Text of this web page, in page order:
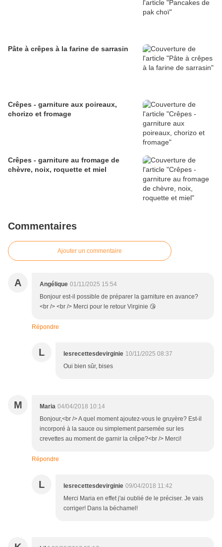
Pâte à crêpes à la farine de sarrasin
Crêpes - garniture aux poireaux,
chorizo et fromage
Crêpes - garniture au fromage de
chèvre, noix, roquette et miel
Commentaires
Ajouter un commentaire
A Angélique 01/11/2025 15:54
Bonjour est-il possible de préparer la garniture en avance?
<br /> <br /> Merci pour le retour Virginie 😘
Répondre
L lesrecettesdevirginie 10/11/2025 08:37
Oui bien sûr, bises
M Maria 04/04/2018 10:14
Bonjour,<br /> A quel moment ajoutez-vous le gruyère? Est-il
incorporé à la sauce ou simplement parsemée sur les
crevettes au moment de garnir la crêpe?<br /> Merci!
Répondre
L lesrecettesdevirginie 09/04/2018 11:42
Merci Maria en effet j'ai oublié de le préciser. Je vais
corriger! Dans la béchamel!